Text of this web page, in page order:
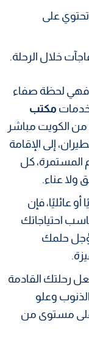
على
خلال الرحلة.
فهي لحظة صفاء
خدمات مكتب
الكويت مباشر
إلى الإقامة
المستمرة، كل
ولا عناء.
عائليًا، فإن
احتياجاتك
تؤجل حلمك
رحلتك القادمة
وعلو
مستوى من